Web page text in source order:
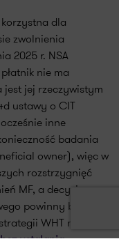
korzystna dla
zwolnienia
2025 r. NSA
nie ma
jej rzeczywistym
ustawy o CIT
inne
badania
owner), więc w
rozstrzygnięć
MF, a decyzje o
powinny być
WHT na